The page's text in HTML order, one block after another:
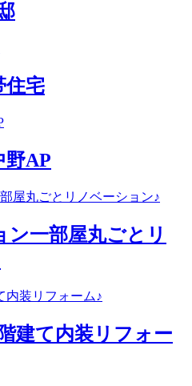
住宅
野AP
ン一部屋丸ごとリ
建て内装リフォー